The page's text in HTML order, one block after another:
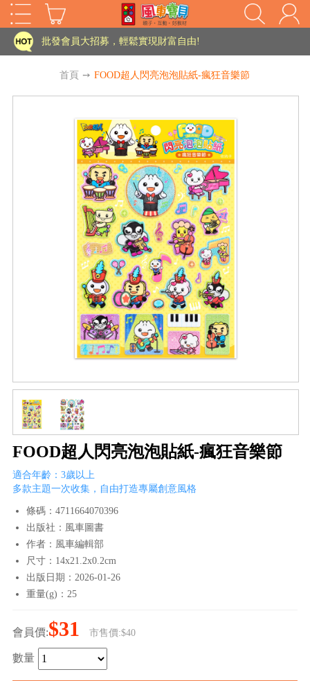
批發會員大招募，輕鬆實現財富自由!
老師您好!!幼教會員火熱招募中~
海外購物免煩惱！點我查看『海外購物流程說明』
批發會員大招募，輕鬆實現財富自由!
老師您好!!幼教會員火熱招募中~
海外購物免煩惱！點我查看『海外購物流程說明』
首頁 ➙ FOOD超人閃亮泡泡貼紙-瘋狂音樂節
FOOD超人閃亮泡泡貼紙-瘋狂音樂節
適合年齡：3歲以上
多款主題一次收集，自由打造專屬創意風格
條碼：4711664070396
出版社：風車圖書
作者：風車編輯部
尺寸：14x21.2x0.2cm
出版日期：2026-01-26
重量(g)：25
會員價:$31 市售價:$40
數量